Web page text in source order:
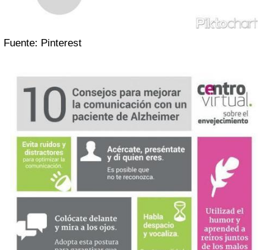
Fuente: Pinterest